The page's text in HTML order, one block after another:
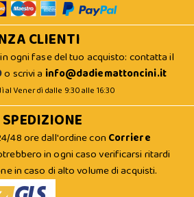
CLIENTI
ogni fase del tuo acquisto: contatta il
o scrivi a info@dadiemattoncini.it
Venerdì dalle 9:30 alle 16:30
48 ore dall'ordine con Corriere
in ogni caso verificarsi ritardi
in caso di alto volume di acquisti.